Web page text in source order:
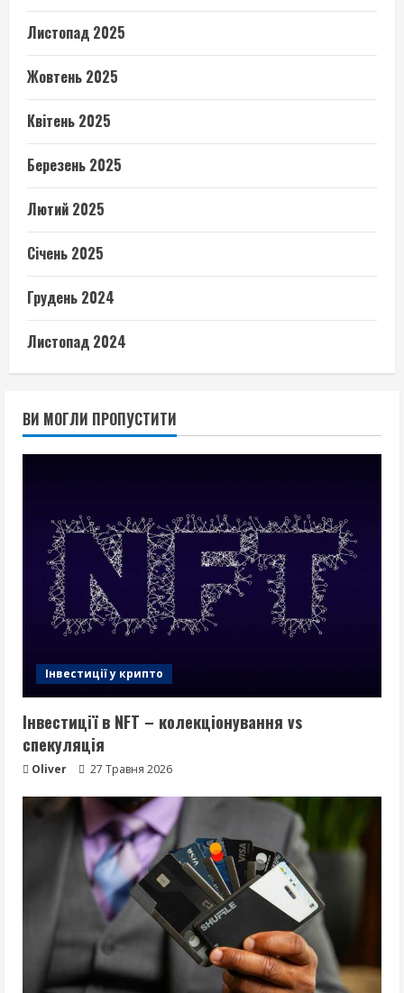
Листопад 2025
Жовтень 2025
Квітень 2025
Березень 2025
Лютий 2025
Січень 2025
Грудень 2024
Листопад 2024
ВИ МОГЛИ ПРОПУСТИТИ
Інвестиції у крипто
Інвестиції в NFT – колекціонування vs
спекуляція
Oliver 27 Травня 2026